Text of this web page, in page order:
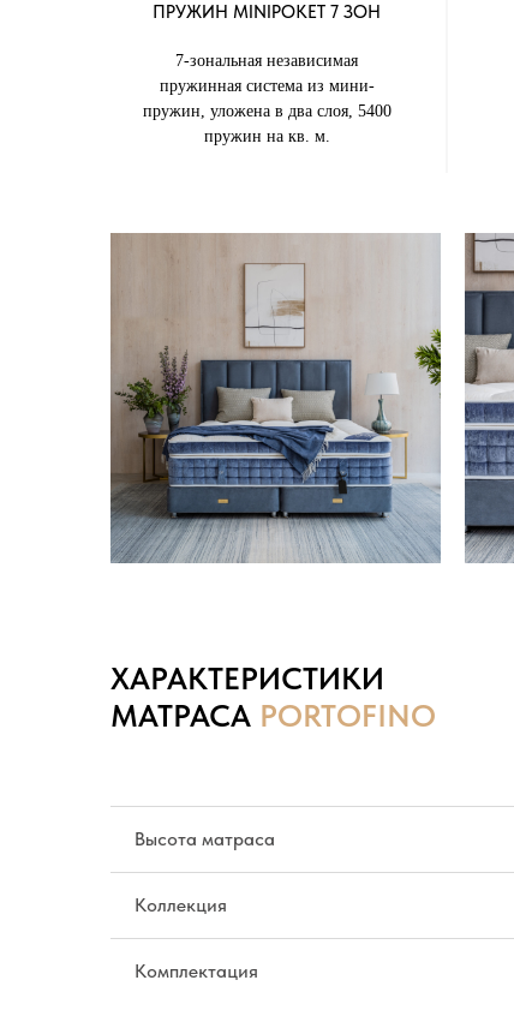
ПРУЖИН MINIPOKET 7 ЗОН
7-зональная независимая
пружинная система из мини-
пружин, уложена в два слоя, 5400
пружин на кв. м.
ХАРАКТЕРИСТИКИ
МАТРАСА PORTOFINO
Высота матраса
Коллекция
Комплектация